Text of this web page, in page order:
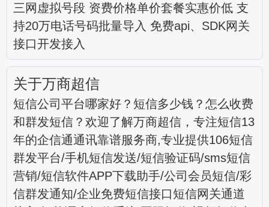
三网虚拟号段 资费价格单价套餐实惠价低 支
持20万电话号码批量导入 免费api、SDK网关
接口开发接入
关于万商超信
短信公司平台哪家好？短信多少钱？怎么收费
和群发短信？欢迎了解万商超信，专注短信13
年的企信通通讯靠谱服务商,专业提供106短信
群发平台/手机短信发送/短信验证码/sms短信
营销/短信软件APP下载助手/公司会员短信/彩
信群发通知/企业免费短信接口短信网关通道